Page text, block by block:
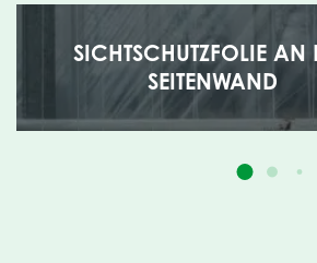
SICHTSCHUTZFOLIE AN
SEITENWAND